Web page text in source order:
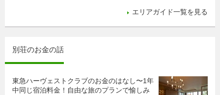
エリアガイド一覧を見る
別荘のお金の話
東急ハーヴェストクラブのお金のはなし〜1年
中同じ宿泊料金！自由な旅のプランで愉しみ